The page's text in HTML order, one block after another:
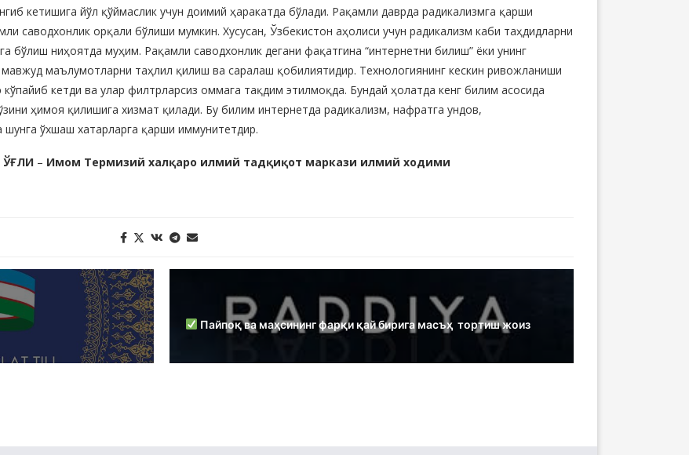
кетишига йўл қўймаслик учун доимий ҳаракатда бўлади. Рақамли даврда радикализмга қарши
саводхонлик орқали бўлиши мумкин. Хусусан, Ўзбекистон аҳолиси учун радикализм каби таҳдидларни
бўлиш ниҳоятда муҳим. Рақамли саводхонлик дегани фақатгина “интернетни билиш” ёки унинг
маълумотларни таҳлил қилиш ва саралаш қобилиятидир. Технологиянинг кескин ривожланиши
кетди ва улар филтрларсиз оммага тақдим этилмоқда. Бундай ҳолатда кенг билим асосида
ҳимоя қилишига хизмат қилади. Бу билим интернетда радикализм, нафратга ундов,
ўхшаш хатарларга қарши иммунитетдир.
– Имом Термизий халқаро илмий тадқиқот маркази илмий ходими
Пайпоқ ва маҳсининг фарқи қай бирига масъҳ тортиш жоиз